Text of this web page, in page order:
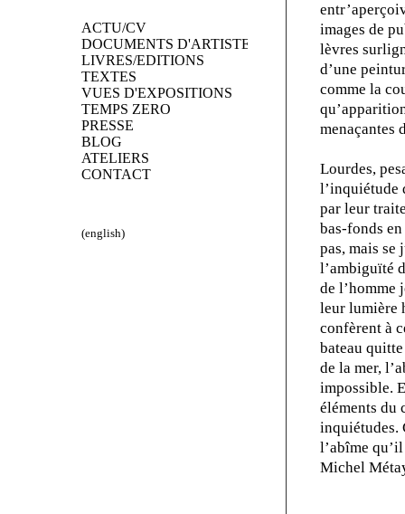
ACTU/CV
DOCUMENTS D'ARTISTES
LIVRES/EDITIONS
TEXTES
VUES D'EXPOSITIONS
TEMPS ZERO
PRESSE
BLOG
ATELIERS
CONTACT
(english)
images de
lèvres
d’une
comme la
menaçantes
Lourdes,
l’inquiétude
par leur
bas-fonds
pas, mais se
l’ambiguïté
de l’homme
leur lumière
confèrent à
bateau
de la mer,
impossible.
éléments du
inquiétudes.
l’abîme
Michel